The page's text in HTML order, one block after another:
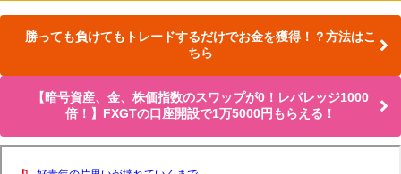
勝っても負けてもトレードするだけでお金を獲得！？方法はこ
ちら
【暗号資産、金、株価指数のスワップが0！レバレッジ1000
倍！】FXGTの口座開設で1万5000円もらえる！